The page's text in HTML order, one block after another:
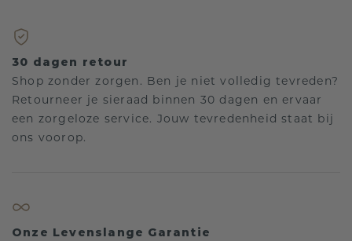
30 dagen retour
Shop zonder zorgen. Ben je niet volledig tevreden?
Retourneer je sieraad binnen 30 dagen en ervaar
een zorgeloze service. Jouw tevredenheid staat bij
ons voorop.
Onze Levenslange Garantie